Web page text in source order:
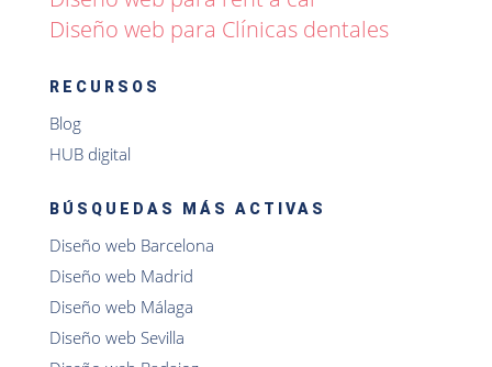
Diseño web para Clínicas dentales
RECURSOS
Blog
HUB digital
BÚSQUEDAS MÁS ACTIVAS
Diseño web Barcelona
Diseño web Madrid
Diseño web Málaga
Diseño web Sevilla